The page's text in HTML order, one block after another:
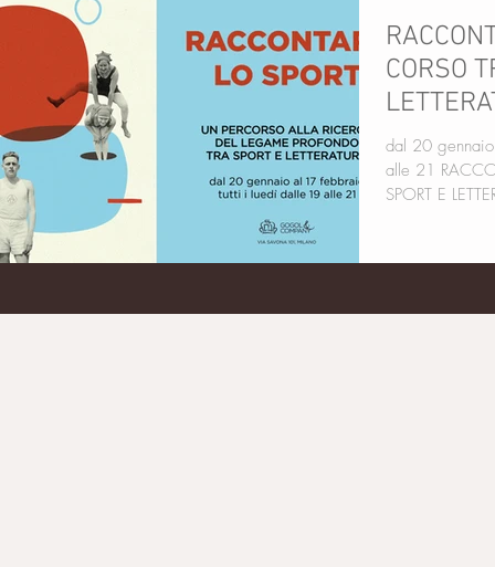
CORSO
dal 20
alle 21 RACCONTARE LO SPORT UN CORSO TRA